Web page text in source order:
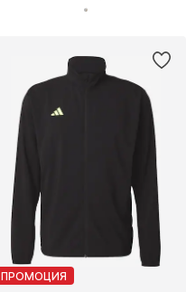
ПРОМОЦИЯ